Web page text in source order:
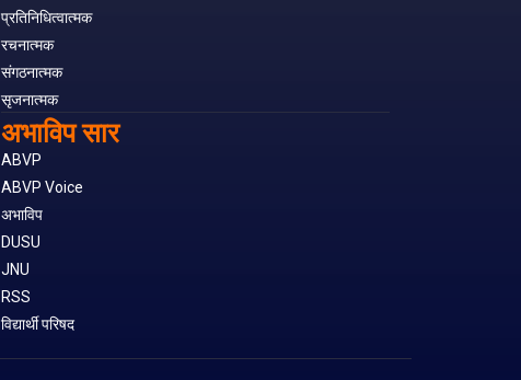
प्रतिनिधित्वात्मक
रचनात्मक
संगठनात्मक
सृजनात्मक
अभाविप सार
ABVP
ABVP Voice
अभाविप
DUSU
JNU
RSS
विद्यार्थी परिषद